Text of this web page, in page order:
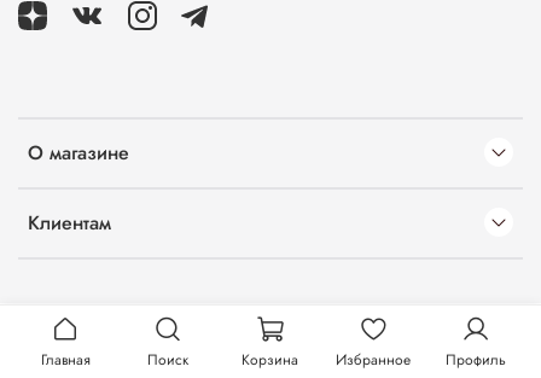
О магазине
Клиентам
Главная Поиск Корзина Избранное Профиль